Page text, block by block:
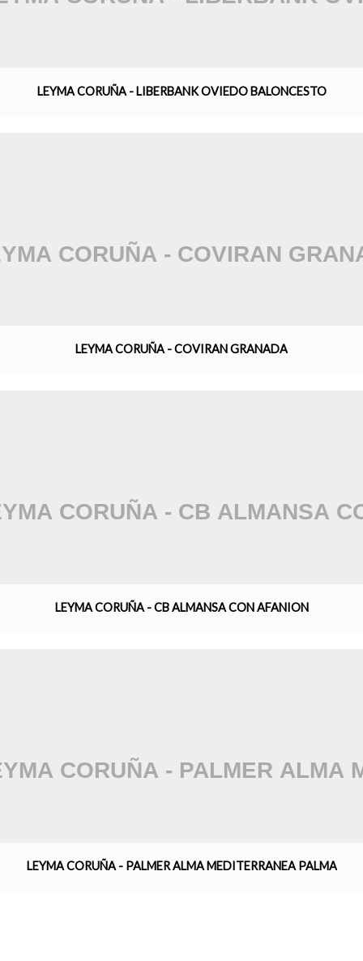
LEYMA CORUÑA - LIBERBANK OVIEDO BALONCESTO
LEYMA CORUÑA - COVIRAN GRANADA
LEYMA CORUÑA - CB ALMANSA CON AFANION
LEYMA CORUÑA - PALMER ALMA MEDITERRANEA PALMA